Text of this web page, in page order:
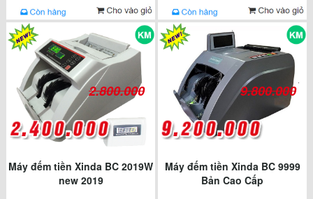
2.800.000
Máy đếm tiền Xinda BC 2019W
new 2019
9.800.000
Máy đếm tiền Xinda BC 9999
Bản Cao Cấp